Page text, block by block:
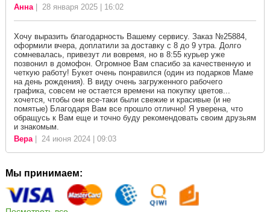
Анна| 28 января 2025 | 16:02
Хочу выразить благодарность Вашему сервису. Заказ №25884,
оформили вчера, доплатили за доставку с 8 до 9 утра. Долго
сомневалась, привезут ли вовремя, но в 8:55 курьер уже
позвонил в домофон. Огромное Вам спасибо за качественную и
четкую работу! Букет очень понравился (один из подарков Маме
на день рождения). В виду очень загруженного рабочего
графика, совсем не остается времени на покупку цветов...
хочется, чтобы они все-таки были свежие и красивые (и не
помятые) Благодаря Вам все прошло отлично! Я уверена, что
обращусь к Вам еще и точно буду рекомендовать своим друзьям
и знакомым.
Вера| 24 июня 2024 | 09:03
Мы принимаем: